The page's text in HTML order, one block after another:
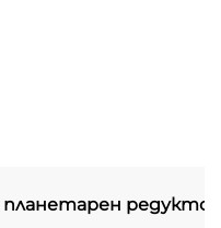
планетарен